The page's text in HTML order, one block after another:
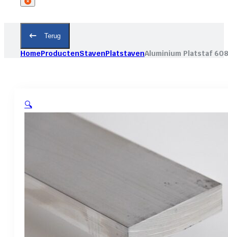
Terug
HomeProductenStavenPlatstavenAluminium Platstaf
🔍